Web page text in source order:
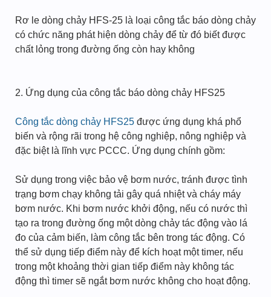
Rơ le dòng chảy HFS-25 là loại công tắc báo dòng chảy
có chức năng phát hiện dòng chảy để từ đó biết được
chất lỏng trong đường ống còn hay không
2. Ứng dụng của công tắc báo dòng chảy HFS25
Công tắc dòng chảy HFS25 được ứng dụng khá phổ
biến và rộng rãi trong hệ công nghiệp, nông nghiệp và
đặc biệt là lĩnh vực PCCC. Ứng dụng chính gồm:
Sử dụng trong việc bảo vệ bơm nước, tránh được tình
trạng bơm chạy không tải gây quá nhiệt và cháy máy
bơm nước. Khi bơm nước khởi động, nếu có nước thì
tạo ra trong đường ống một dòng chảy tác động vào lá
đo của cảm biến, làm công tắc bên trong tác động. Có
thể sử dụng tiếp điểm này để kích hoạt một timer, nếu
trong một khoảng thời gian tiếp điểm này không tác
động thì timer sẽ ngắt bơm nước không cho hoạt động.